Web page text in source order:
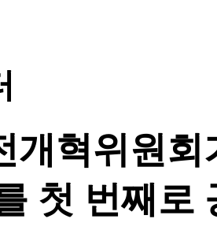
개혁위원
첫 번째로